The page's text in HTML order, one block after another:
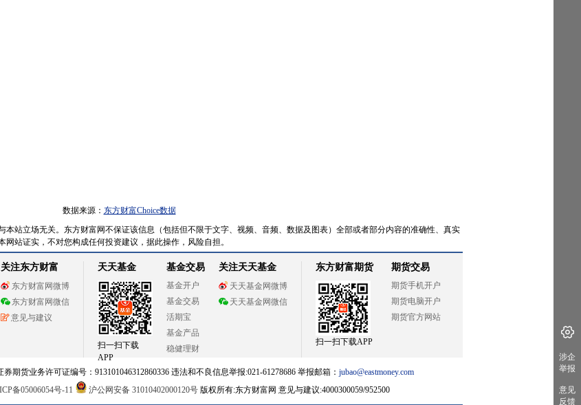
数据来源： 东方财富Choice数据
本站立场无关。东方财富网不保证该信息（包括但不限于文字、视频、音频、数据及图表）全部或者部分内容的准确性、真实
站证实，不对您构成任何投资建议，据此操作，风险自担。
关注东方财富
东方财富网微博
东方财富网微信
意见与建议
天天基金
扫一扫下载
APP
基金交易
基金开户
基金交易
活期宝
基金产品
稳健理财
关注天天基金
天天基金网微博
天天基金网微信
东方财富期货
扫一扫下载APP
期货交易
期货手机开户
期货电脑开户
期货官方网站
期货业务许可证编号：913101046312860336 违法和不良信息举报:021-61278686 举报邮箱： jubao@eastmoney.com
备05006054号-11 沪公网安备 31010402000120号版权所有:东方财富网 意见与建议:4000300059/952500
涉企
举报
意见
反馈